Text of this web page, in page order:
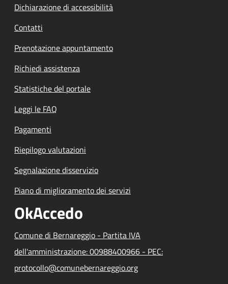
Dichiarazione di accessibilità
Contatti
Prenotazione appuntamento
Richiedi assistenza
Statistiche del portale
Leggi le FAQ
Pagamenti
Riepilogo valutazioni
Segnalazione disservizio
Piano di miglioramento dei servizi
OkAccedo
Comune di Bernareggio - Partita IVA
dell'amministrazione: 00988400966 - PEC:
protocollo@comunebernareggio.org